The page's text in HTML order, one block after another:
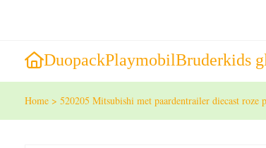
DuopackPlaymobilBruderkids
Home > 520205 Mitsubishi met paardentrailer diecast